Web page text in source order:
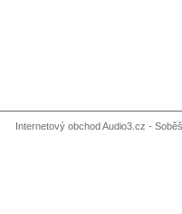
Internetový obchod Audio3.cz -